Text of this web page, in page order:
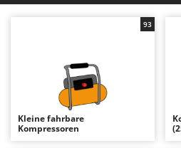
Allzwecktransporter -
Anbaubagger Heckbagger
Arbeitsschutzkleidung
Aschesauger
Astkettensägen -
ALA 2000
Alce
Alpina
Ama
Kleine fahrbare
Kompressoren
93